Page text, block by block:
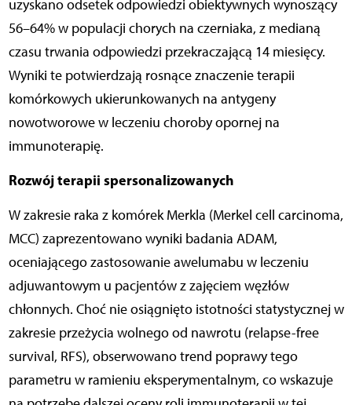
uzyskano odsetek odpowiedzi obiektywnych wynoszący
56–64% w populacji chorych na czerniaka, z medianą
czasu trwania odpowiedzi przekraczającą 14 miesięcy.
Wyniki te potwierdzają rosnące znaczenie terapii
komórkowych ukierunkowanych na antygeny
nowotworowe w leczeniu choroby opornej na
immunoterapię.
Rozwój terapii spersonalizowanych
W zakresie raka z komórek Merkla (Merkel cell carcinoma,
MCC) zaprezentowano wyniki badania ADAM,
oceniającego zastosowanie awelumabu w leczeniu
adjuwantowym u pacjentów z zajęciem węzłów
chłonnych. Choć nie osiągnięto istotności statystycznej w
zakresie przeżycia wolnego od nawrotu (relapse-free
survival, RFS), obserwowano trend poprawy tego
parametru w ramieniu eksperymentalnym, co wskazuje